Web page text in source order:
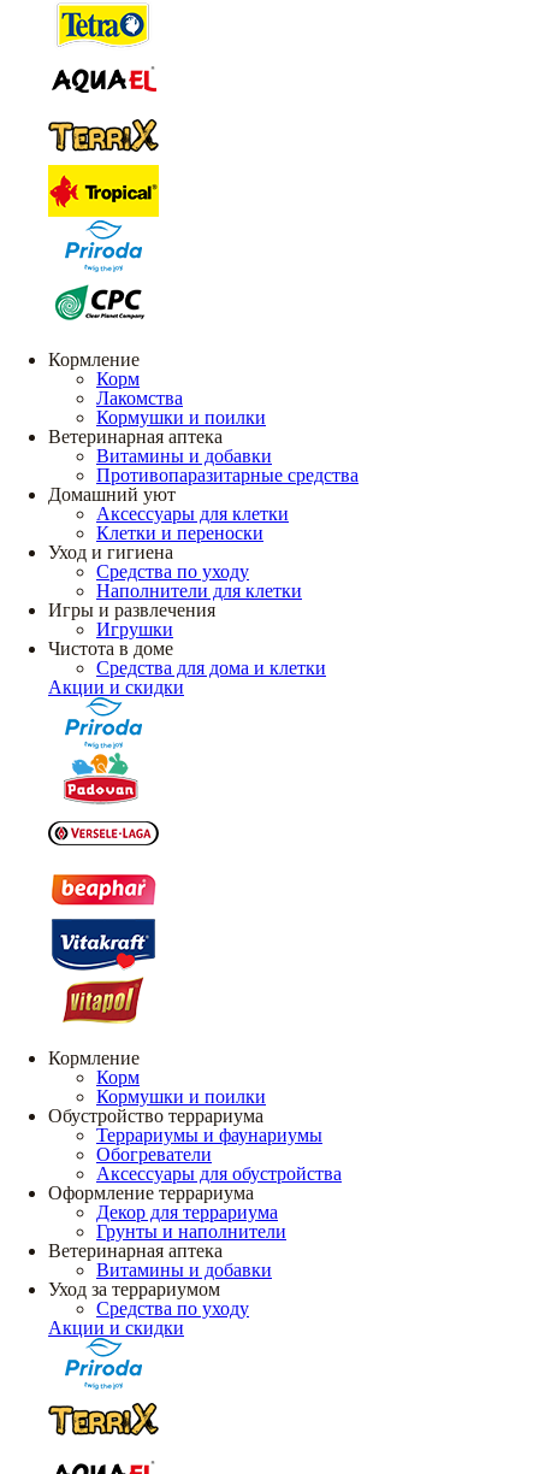
Кормление
Корм
Лакомства
Кормушки и поилки
Ветеринарная аптека
Витамины и добавки
Противопаразитарные средства
Домашний уют
Аксессуары для клетки
Клетки и переноски
Уход и гигиена
Средства по уходу
Наполнители для клетки
Игры и развлечения
Игрушки
Чистота в доме
Средства для дома и клетки
Акции и скидки
Кормление
Корм
Кормушки и поилки
Обустройство террариума
Террариумы и фаунариумы
Обогреватели
Аксессуары для обустройства
Оформление террариума
Декор для террариума
Грунты и наполнители
Ветеринарная аптека
Витамины и добавки
Уход за террариумом
Средства по уходу
Акции и скидки